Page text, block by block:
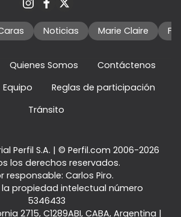
Noticias Marie Claire
Quienes Somos
Contáctenos
Equipo
Reglas de participación
Tránsito
Perfil S.A. | © Perfil.com 2006-2026
los derechos reservados.
responsable: Carlos Piro.
la propiedad intelectual número
5346433
2715, C1289ABI, CABA, Argentina |